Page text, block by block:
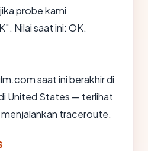
probe kami
Nilai saat ini: OK.
saat ini berakhir di
United States — terlihat
traceroute.